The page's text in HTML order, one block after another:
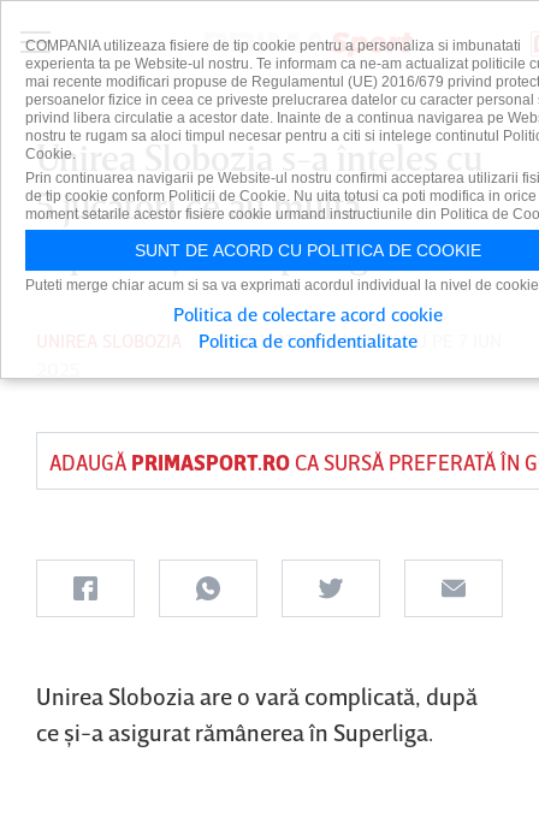
Unirea Slobozia s-a înţeles cu
5 jucători ce au multă
experienţă în Superliga
PUBLICAT DEDAIAN CUTU
ADAUGĂ PRIMASPORT.ROCA SURSĂ PREFERATĂ ÎN
Unirea Slobozia are o vară complicată, după
ce şi-a asigurat rămânerea în Superliga.
COMPANIA utilizeaza fisiere de tip cookie pentru a personaliza si imbunatati
experienta ta pe Website-ul nostru. Te informam ca ne-am actualizat politicile
mai recente modificari propuse de Regulamentul (UE) 2016/679 privind
persoanelor fizice in ceea ce priveste prelucrarea datelor cu caracter personal
privind libera circulatie a acestor date. Inainte de a continua navigarea pe
nostru te rugam sa aloci timpul necesar pentru a citi si intelege continutul
Cookie.
Prin continuarea navigarii pe Website-ul nostru confirmi acceptarea utilizarii
de tip cookie conform Politicii de Cookie. Nu uita totusi ca poti modifica in orice
moment setarile acestor fisiere cookie urmand instructiunile din Politica de
SUNT DE ACORD CU POLITICA DE COOKIE
Puteti merge chiar acum si sa va exprimati acordul individual la nivel de
Politica de colectare acord cookie
Politica de confidentialitate